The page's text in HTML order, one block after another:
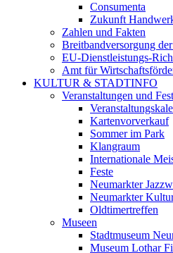
Consumenta
Zukunft
Zahlen und Fakten
Breitbandversorgung
EU-Dienstleistungs-
Amt für
KULTUR & STADTINFO
Veranstaltungen und
Kartenvorverkauf
Sommer im Park
Klangraum
Internationale
Feste
Neumarkter
Neumarkter
Oldtimertreffen
Museen
Stadtmuseum
Museum Lothar